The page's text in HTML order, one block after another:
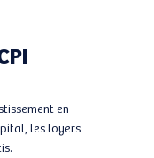
en
les loyers